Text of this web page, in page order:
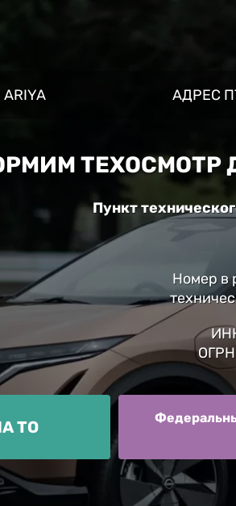
АДРЕС
ТЕХОСМОТР
Пункт
Номер в
ТО